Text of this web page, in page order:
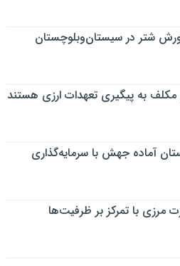
شتر در سیستان‌وبلوچستان
به پیگیری تعهدات ارزی هستند
آماده جهش با سرمایه‌گذاری
مرزی با تمرکز بر ظرفیت‌ها